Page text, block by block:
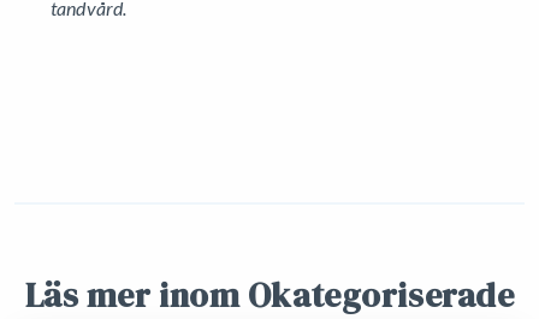
tandvård.
Läs mer inom Okategoriserade